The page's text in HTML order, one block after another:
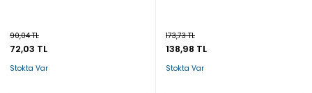
90,04 TL
72,03 TL
Stokta Var
173,73 TL
138,98 TL
Stokta Var